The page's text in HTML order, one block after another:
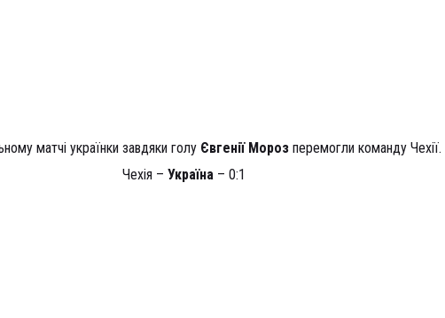
матчі українки завдяки голу Євгенії Мороз перемогли команду Чехії.
Чехія – Україна– 0:1